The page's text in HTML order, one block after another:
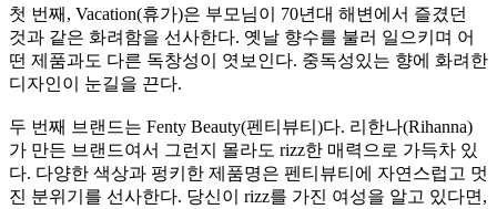
첫 번째 , Vacation(휴가)은 부모님이 70년대 해변에서 즐겼던
것과 같은 화려함을 선사한다. 옛날 향수를 불러 일으키며 어
떤 제품과도 다른 독창성이 엿보인다. 중독성있는 향에 화려한
디자인이 눈길을 끈다.
두 번째 브랜드는 Fenty Beauty(펜티뷰티 )다. 리한나(Rihanna)
가 만든 브랜드여서 그런지 몰라도 rizz한 매력으로 가득차 있
다. 다양한 색상과 펑키한 제품명은 펜티뷰티에 자연스럽고 멋
진 분위기를 선사한다. 당신이 rizz를 가진 여성을 알고 있다면 ,